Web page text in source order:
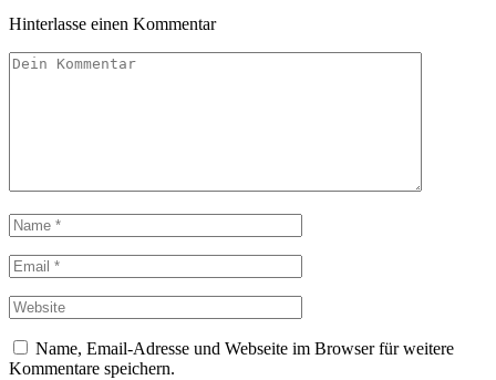
Hinterlasse einen Kommentar
Name, Email-Adresse und Webseite im Browser für weitere
Kommentare speichern.